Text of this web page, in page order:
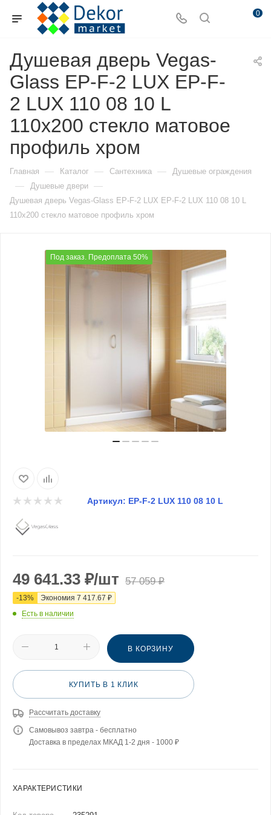
0
Душевая дверь Vegas-
Glass EP-F-2 LUX EP-F-
2 LUX 110 08 10 L
110х200 стекло матовое
профиль хром
Главная — Каталог — Сантехника — Душевые ограждения
— Душевые двери —
Душевая дверь Vegas-Glass EP-F-2 LUX EP-F-2 LUX 110 08 10 L
110х200 стекло матовое профиль хром
Под заказ. Предоплата 50%
Артикул: EP-F-2 LUX 110 08 10 L
49 641.33 ₽/шт 57 059₽
-13% Экономия 7 417.67 ₽
Есть в наличии
В КОРЗИНУ
КУПИТЬ В 1 КЛИК
Рассчитать доставку
Самовывоз завтра - бесплатно
Доставка в пределах МКАД 1-2 дня - 1000 ₽
ХАРАКТЕРИСТИКИ